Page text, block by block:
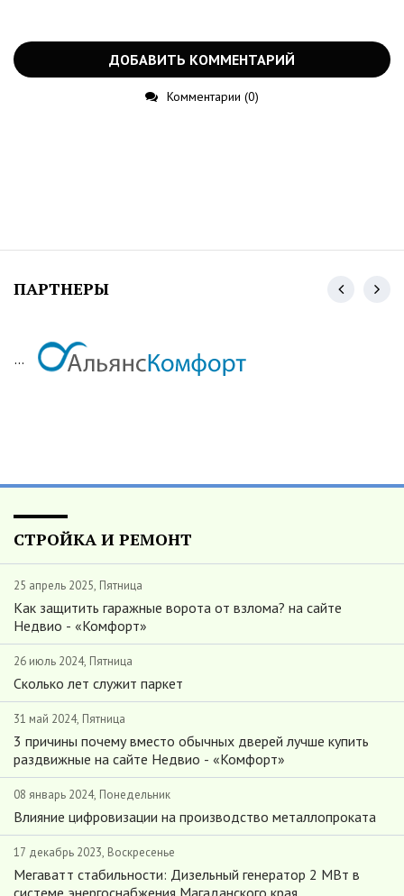
ДОБАВИТЬ КОММЕНТАРИЙ
Комментарии (0)
ПАРТНЕРЫ
...
СТРОЙКА И РЕМОНТ
25 апрель 2025, Пятница
Как защитить гаражные ворота от взлома? на сайте
Недвио - «Комфорт»
26 июль 2024, Пятница
Сколько лет служит паркет
31 май 2024, Пятница
3 причины почему вместо обычных дверей лучше купить
раздвижные на сайте Недвио - «Комфорт»
08 январь 2024, Понедельник
Влияние цифровизации на производство металлопроката
17 декабрь 2023, Воскресенье
Мегаватт стабильности: Дизельный генератор 2 МВт в